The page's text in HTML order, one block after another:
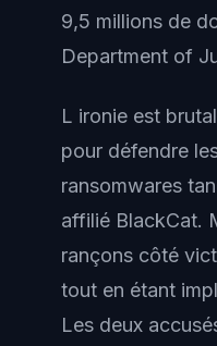
9,5 millions de
Department of
L ironie est
pour défendre
ransomwares
affilié BlackCat.
rançons côté
tout en étant
Les deux